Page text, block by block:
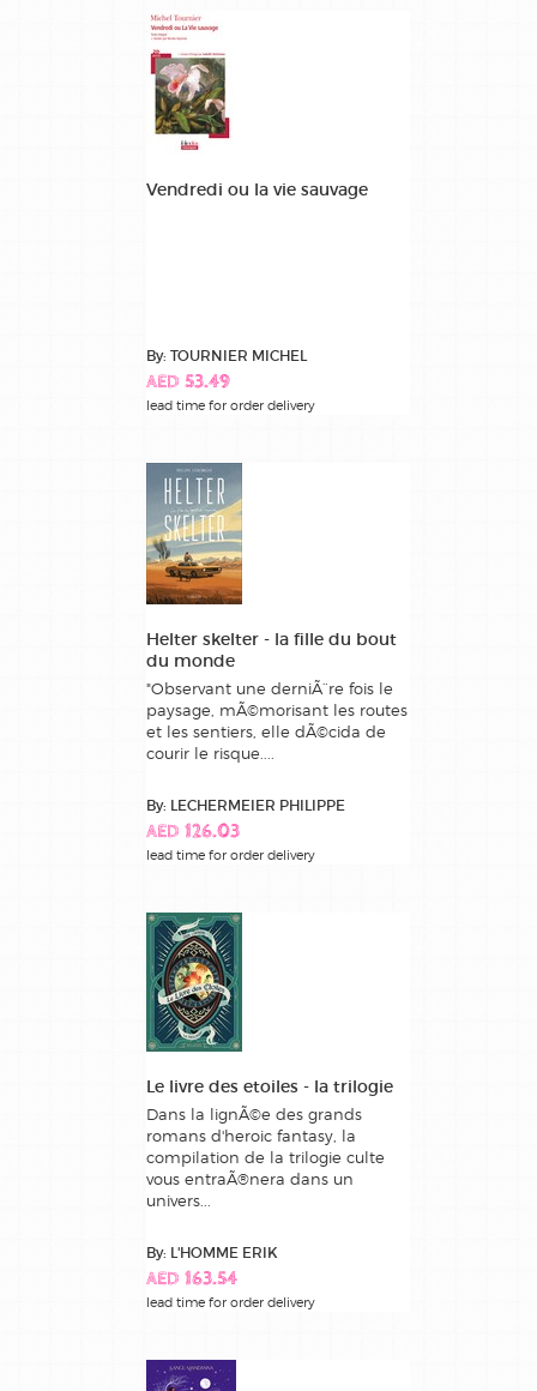
Vendredi ou la vie sauvage
By: TOURNIER MICHEL
AED 53.49
lead time for order delivery
Helter skelter - la fille du bout
du monde
"Observant une derniÃ¨re fois le
paysage, mÃ©morisant les routes
et les sentiers, elle dÃ©cida de
courir le risque....
By: LECHERMEIER PHILIPPE
AED 126.03
lead time for order delivery
Le livre des etoiles - la trilogie
Dans la lignÃ©e des grands
romans d'heroic fantasy, la
compilation de la trilogie culte
vous entraÃ®nera dans un
univers...
By: L'HOMME ERIK
AED 163.54
lead time for order delivery